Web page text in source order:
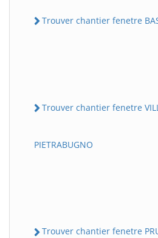
Trouver chantier fenetre
Trouver chantier fenetre
PIETRABUGNO
Trouver chantier fenetre